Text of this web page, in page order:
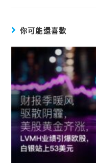
你可能還喜歡